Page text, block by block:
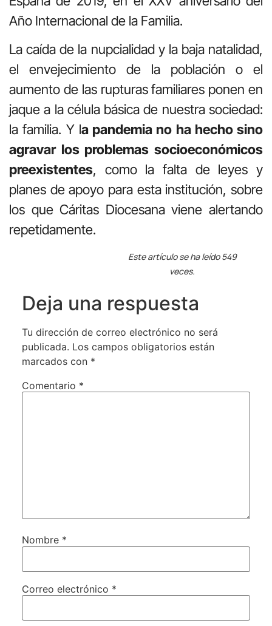
Año Internacional de la Familia.
La caída de la nupcialidad y la baja natalidad,
el envejecimiento de la población o el
aumento de las rupturas familiares ponen en
jaque a la célula básica de nuestra sociedad:
la familia. Y la pandemia no ha hecho sino
agravar los problemas socioeconómicos
preexistentes, como la falta de leyes y
planes de apoyo para esta institución, sobre
los que Cáritas Diocesana viene alertando
repetidamente.
Este artículo se ha leído 549
veces.
Deja una respuesta
Tu dirección de correo electrónico no será
publicada. Los campos obligatorios están
marcados con *
Comentario *
Nombre *
Correo electrónico *